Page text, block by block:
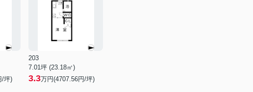
/坪)
203
7.01坪 (23.18㎡)
3.3万円(4707.56円/坪)